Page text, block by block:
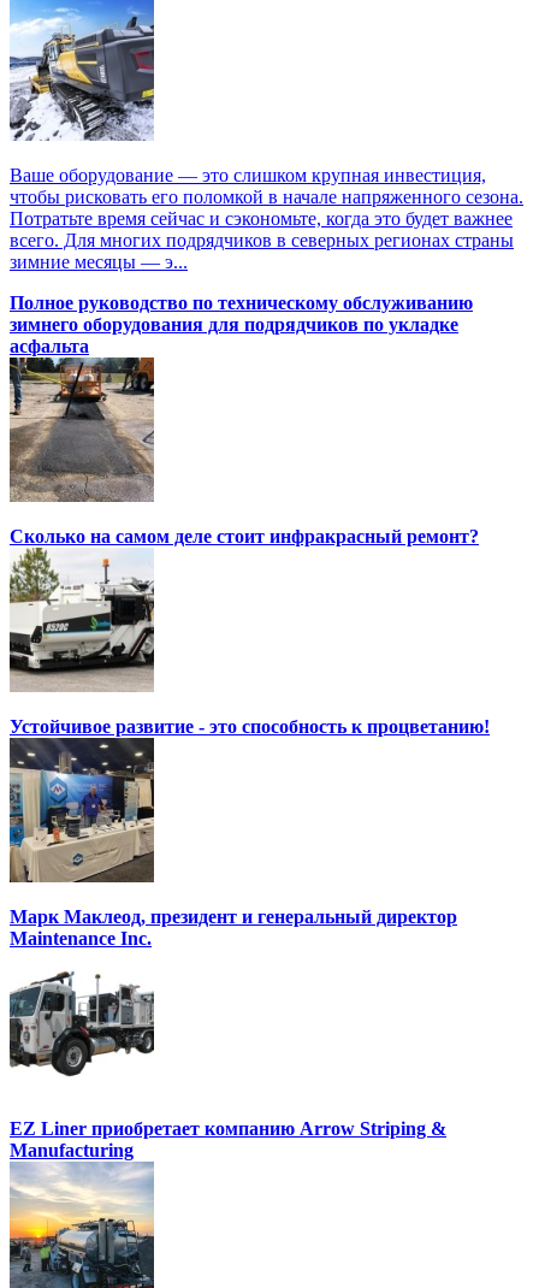
Ваше оборудование — это слишком крупная инвестиция,
чтобы рисковать его поломкой в начале напряженного сезона.
Потратьте время сейчас и сэкономьте, когда это будет важнее
всего. Для многих подрядчиков в северных регионах страны
зимние месяцы — э...
Полное руководство по техническому обслуживанию
зимнего оборудования для подрядчиков по укладке
асфальта
Сколько на самом деле стоит инфракрасный ремонт?
Устойчивое развитие - это способность к процветанию!
Марк Маклеод, президент и генеральный директор
Maintenance Inc.
EZ Liner приобретает компанию Arrow Striping &
Manufacturing